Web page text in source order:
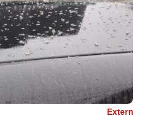
Extern